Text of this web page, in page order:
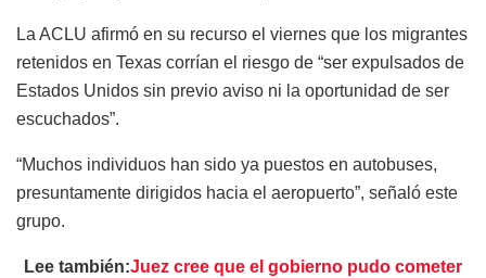
La ACLU afirmó en su recurso el viernes que los migrantes
retenidos en Texas corrían el riesgo de “ser expulsados de
Estados Unidos sin previo aviso ni la oportunidad de ser
escuchados”.
“Muchos individuos han sido ya puestos en autobuses,
presuntamente dirigidos hacia el aeropuerto”, señaló este
grupo.
Lee también:Juez cree que el gobierno pudo cometer